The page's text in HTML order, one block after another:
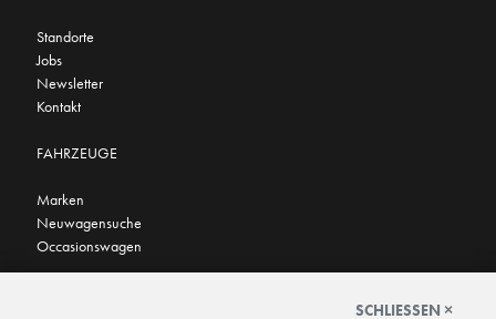
Standorte
Jobs
Newsletter
Kontakt
FAHRZEUGE
Marken
Neuwagensuche
Occasionswagen
SCHLIESSEN ×